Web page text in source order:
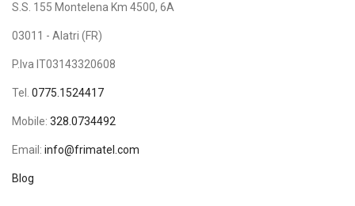
S.S. 155 Montelena Km 4500, 6A
03011 - Alatri (FR)
P.Iva IT03143320608
Tel. 0775.1524417
Mobile: 328.0734492
Email: info@frimatel.com
Blog